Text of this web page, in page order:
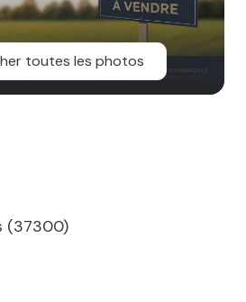
toutes les photos
(37300)